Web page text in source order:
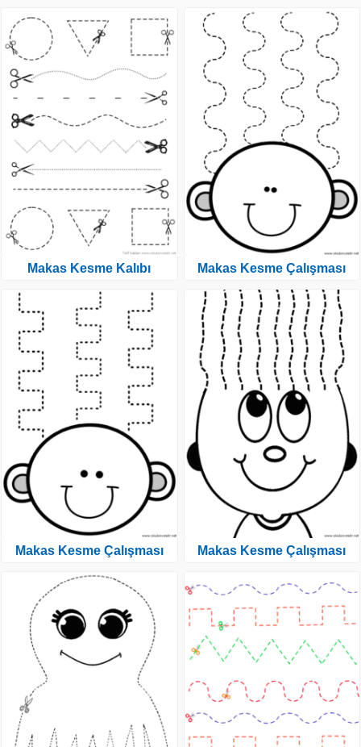
Makas Kesme Kalıbı
Makas Kesme Çalışması
Makas Kesme Çalışması
Makas Kesme Çalışması